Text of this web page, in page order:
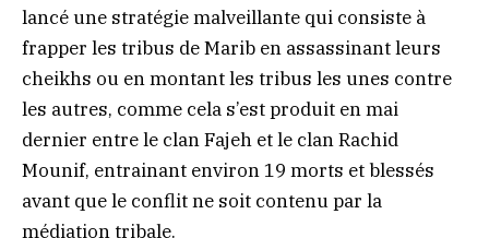
lancé une stratégie malveillante qui consiste à
frapper les tribus de Marib en assassinant leurs
cheikhs ou en montant les tribus les unes contre
les autres, comme cela s’est produit en mai
dernier entre le clan Fajeh et le clan Rachid
Mounif, entrainant environ 19 morts et blessés
avant que le conflit ne soit contenu par la
médiation tribale.